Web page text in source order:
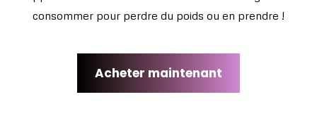
consommer pour perdre du poids ou en prendre !
Acheter maintenant